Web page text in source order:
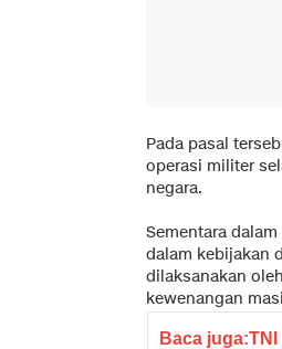
Pada pasal
operasi militer
negara.
Sementara
dalam kebijakan
dilaksanakan
kewenangan
Baca juga: